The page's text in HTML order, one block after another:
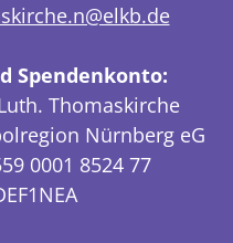
Spendenkonto:
Thomaskirche
Nürnberg eG
0001 8524 77